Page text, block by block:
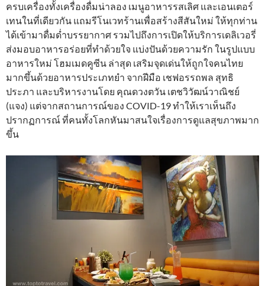
ครบเครื่องทั้งเครื่องดื่มน่าลอง เมนูอาหารรสเลิศ และเอนเตอร์
เทนในที่เดียวกัน แถมรีโนเวทร้านเพื่อสร้างสีสันใหม่ ให้ทุกท่าน
ได้เข้ามาดื่มด่ำบรรยากาศ รวมไปถึงการเปิดให้บริการเดลิเวอรี่
ส่งมอบอาหารอร่อยที่ทำด้วยใจ แบ่งปันด้วยความรัก ในรูปแบบ
อาหารใหม่ โฮมเมดคูซีน ล่าสุด เสริมจุดเด่นให้ถูกใจคนไทย
มากขึ้นด้วยอาหารประเภทยำ จากฝีมือ เชฟอรรถพล สุทธิ
ประภา และบริหารงานโดย คุณดวงตวัน เตชวิวัฒน์วาณิชย์
(แจง) แต่จากสถานการณ์ของ COVID-19 ทำให้เราเห็นถึง
ปรากฏการณ์ ที่คนทั้งโลกหันมาสนใจเรื่องการดูแลสุขภาพมาก
ขึ้น